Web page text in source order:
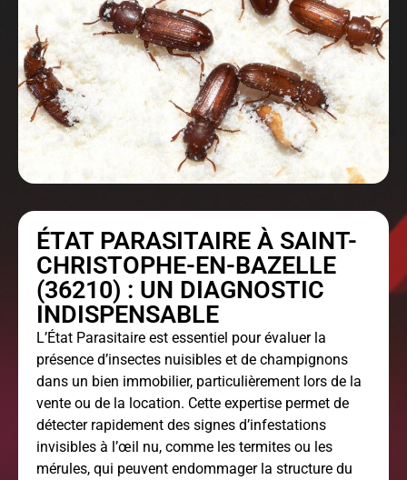
ÉTAT PARASITAIRE À SAINT-
CHRISTOPHE-EN-BAZELLE
(36210) : UN DIAGNOSTIC
INDISPENSABLE
L’État Parasitaire est essentiel pour évaluer la
présence d’insectes nuisibles et de champignons
dans un bien immobilier, particulièrement lors de la
vente ou de la location. Cette expertise permet de
détecter rapidement des signes d’infestations
invisibles à l’œil nu, comme les termites ou les
mérules, qui peuvent endommager la structure du